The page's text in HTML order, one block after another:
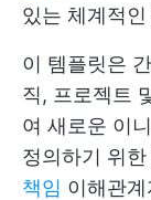
있는 체계적
이 템플릿은
직, 프로젝트
여 새로운 이
정의하기 위
책임 이해관